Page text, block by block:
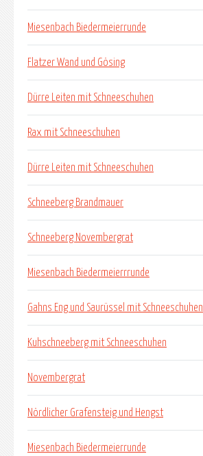
Miesenbach Biedermeierrunde
Flatzer Wand und Gösing
Dürre Leiten mit Schneeschuhen
Rax mit Schneeschuhen
Dürre Leiten mit Schneeschuhen
Schneeberg Brandmauer
Schneeberg Novembergrat
Miesenbach Biedermeierrrunde
Gahns Eng und Saurüssel mit Schneeschuhen
Kuhschneeberg mit Schneeschuhen
Novembergrat
Nördlicher Grafensteig und Hengst
Miesenbach Biedermeierrunde